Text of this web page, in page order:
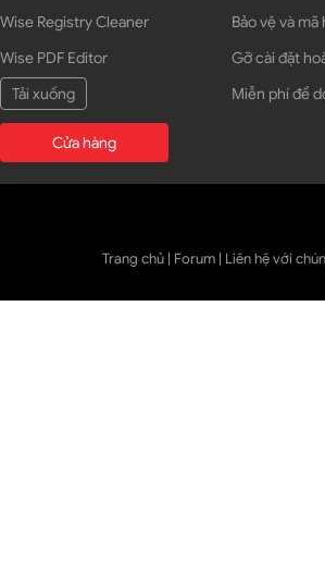
Wise Registry Cleaner
Wise PDF Editor
Tải xuống
Cửa hàng
Bảo vệ và
Gỡ cài đặt
Miễn phí để
Trang chủ | Forum | Liên hệ với